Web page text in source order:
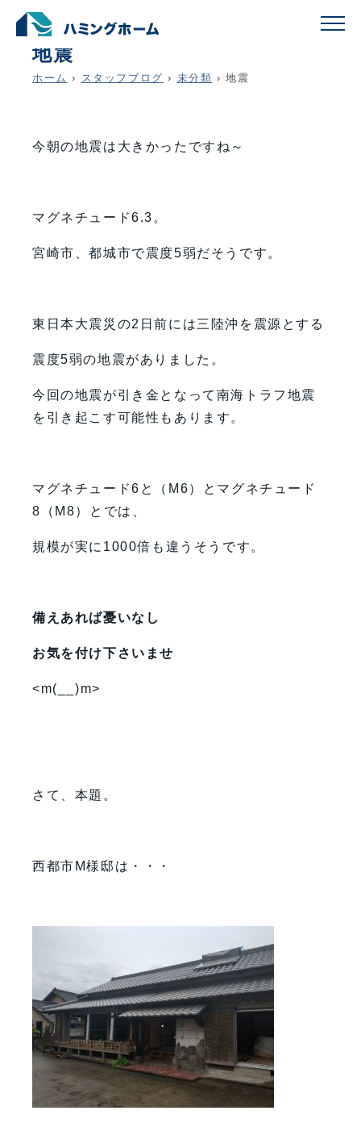
schedule
地震
ホーム › スタッフブログ › 未分類 › 地震
今朝の地震は大きかったですね～
マグネチュード6.3。
宮崎市、都城市で震度5弱だそうです。
東日本大震災の2日前には三陸沖を震源とする
震度5弱の地震がありました。
今回の地震が引き金となって南海トラフ地震
を引き起こす可能性もあります。
マグネチュード6と（M6）とマグネチュード
8（M8）とでは、
規模が実に1000倍も違うそうです。
備えあれば憂いなし
お気を付け下さいませ
<m(__)m>
さて、本題。
西都市M様邸は・・・